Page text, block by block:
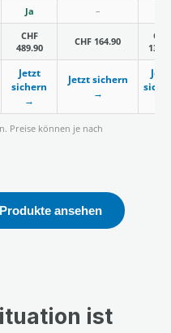
Ja –
CHF
489.90
CHF 164.90
CHF
Jetzt
sichern
→
Jetzt sichern
→
Preise können je nach
ansehen
ist